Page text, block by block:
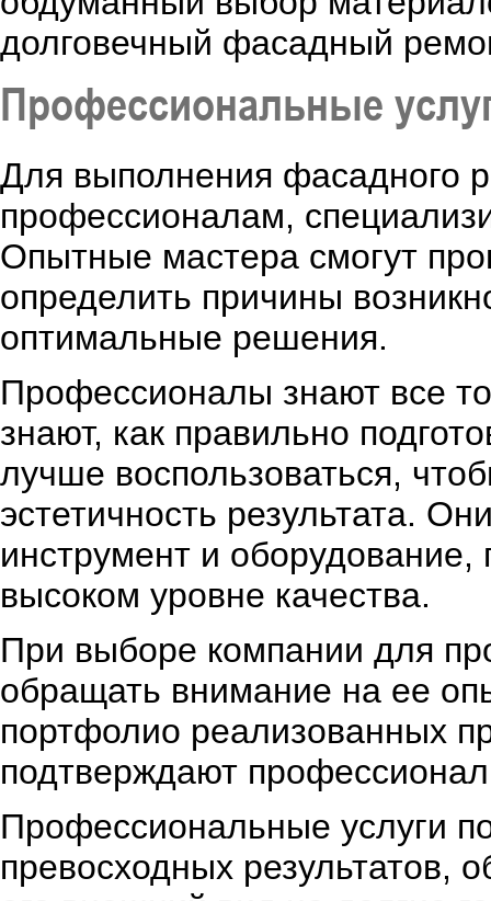
долговечный фасадный
Профессиональные
Для выполнения фасадного
профессионалам,
Опытные мастера смогут
определить причины
оптимальные решения.
Профессионалы знают все
знают, как правильно
лучше воспользоваться,
эстетичность результата.
инструмент и
высоком уровне качества.
При выборе компании для
обращать внимание на ее
портфолио реализованных
подтверждают
Профессиональные услуги
превосходных результатов,